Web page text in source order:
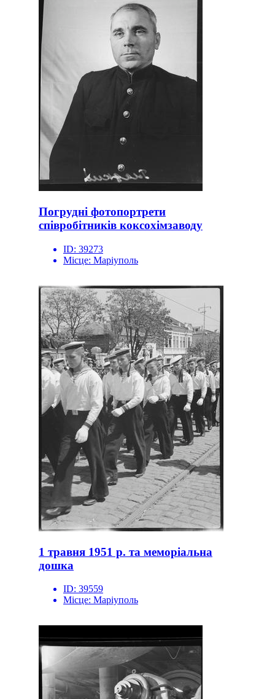
Погрудні фотопортрети
співробітників коксохімзаводу
ID: 39273
Місце: Маріуполь
1 травня 1951 р. та меморіальна
дошка
ID: 39559
Місце: Маріуполь